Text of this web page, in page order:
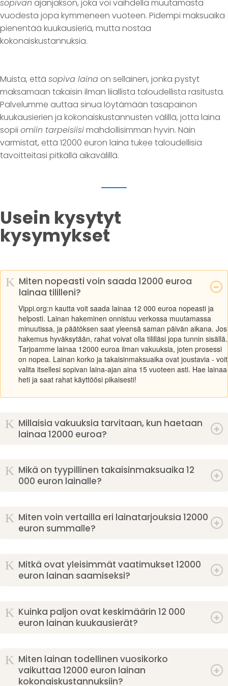
sopivan ajanjakson, joka voi vaihdella muutamasta
vuodesta jopa kymmeneen vuoteen. Pidempi maksuaika
pienentää kuukausieriä, mutta nostaa
kokonaiskustannuksia.
Muista, että sopiva laina on sellainen, jonka pystyt
maksamaan takaisin ilman liiallista taloudellista rasitusta.
Palvelumme auttaa sinua löytämään tasapainon
kuukausierien ja kokonaiskustannusten välillä, jotta laina
sopii omiin tarpeisiisimahdollisimman hyvin. Näin
varmistat, että 12000 euron laina tukee taloudellisia
tavoitteitasi pitkällä aikavälillä.
Usein kysytyt
kysymykset
K Miten nopeasti voin saada 12000 euroa
lainaa tililleni?
Vippi.org:n kautta voit saada lainaa 12 000 euroa nopeasti ja
helposti. Lainan hakeminen onnistuu verkossa muutamassa
minuutissa, ja päätöksen saat yleensä saman päivän aikana. Jos
hakemus hyväksytään, rahat voivat olla tililläsi jopa tunnin sisällä.
Tarjoamme lainaa 12000 euroa ilman vakuuksia, joten prosessi
on nopea. Lainan korko ja takaisinmaksuaika ovat joustavia - voit
valita itsellesi sopivan laina-ajan aina 15 vuoteen asti. Hae lainaa
heti ja saat rahat käyttöösi pikaisesti!
K Millaisia vakuuksia tarvitaan, kun haetaan
lainaa 12000 euroa?
K Mikä on tyypillinen takaisinmaksuaika 12
000 euron lainalle?
K Miten voin vertailla eri lainatarjouksia 12000
euron summalle?
K Mitkä ovat yleisimmät vaatimukset 12000
euron lainan saamiseksi?
K Kuinka paljon ovat keskimäärin 12 000
euron lainan kuukausierät?
K Miten lainan todellinen vuosikorko
vaikuttaa 12000 euron lainan
kokonaiskustannuksiin?